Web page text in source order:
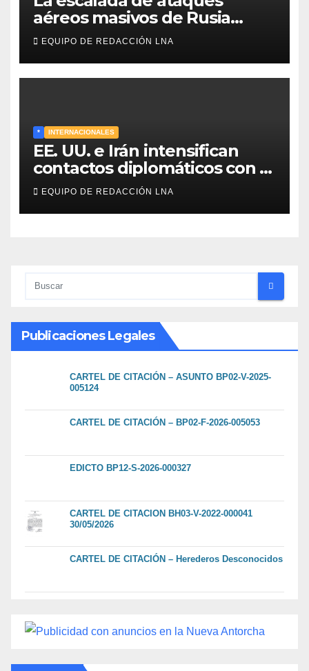
aéreos masivos de Rusia
sobre Kiev y centros
energéticos eleva la tensión
en el conflicto ucraniano
EQUIPO DE REDACCIÓN LNA
* INTERNACIONALES
EE. UU. e Irán intensifican
contactos diplomáticos con la
mediación de Omán para
reabrir el estrecho de Ormuz
EQUIPO DE REDACCIÓN LNA
Publicaciones Legales
CARTEL DE CITACIÓN – ASUNTO BP02-V-2025-
005124
CARTEL DE CITACIÓN – BP02-F-2026-005053
EDICTO BP12-S-2026-000327
CARTEL DE CITACION BH03-V-2022-000041
30/05/2026
CARTEL DE CITACIÓN – Herederos Desconocidos